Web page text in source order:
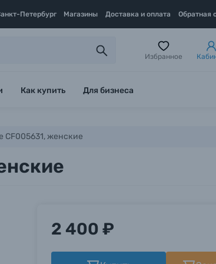
Петербург Магазины Доставка и оплата Обратная
Избранное
Как купить Для бизнеса
CF005631, женские
2 400 ₽